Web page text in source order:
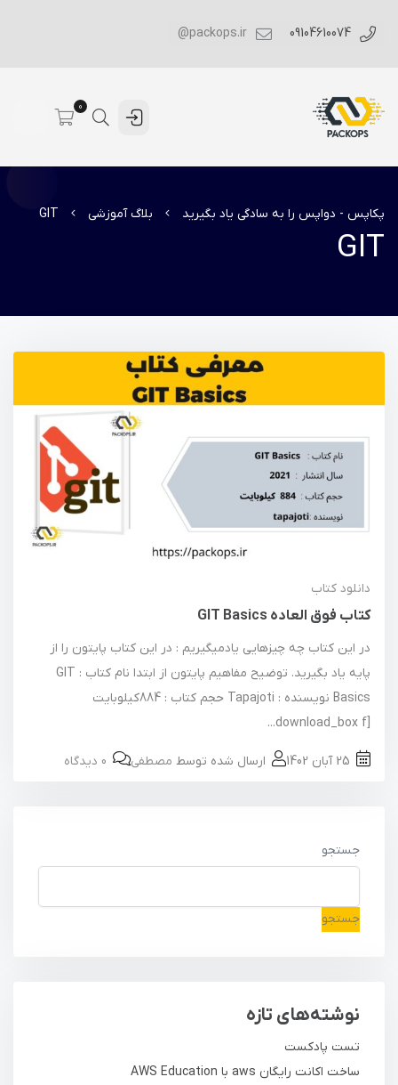
0
پکاپس - دواپس را به سادگی یاد بگیرید بلاگ آموزشی GIT
GIT
دانلود کتاب
کتاب فوق العاده GIT Basics
در این کتاب چه چیزهایی یادمیگیریم : در این کتاب پایتون را از
پایه یاد بگیرید. توضیح مفاهیم پایتون از ابتدا نام کتاب : GIT
Basics نویسنده : Tapajoti حجم کتاب : 884کیلوبایت
[download_box f...
ارسال شده توسط مصطفی 0 دیدگاه
جستجو
جستجو
نوشته‌های تازه
تست پادکست
ساخت اکانت رایگان aws با AWS Education